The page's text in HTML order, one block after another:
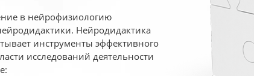
в нейрофизиологию
Нейродидактика
инструменты эффективного
исследований деятельности